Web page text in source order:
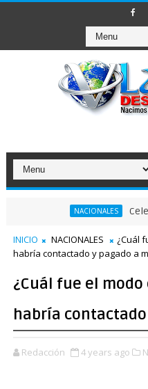
NACIONALES Celebran
comisiones de trabajo
INICIO NACIONALES
¿Cuál
habría contactado y pagado a
¿Cuál fue el
habría
Redacción 4 years ago